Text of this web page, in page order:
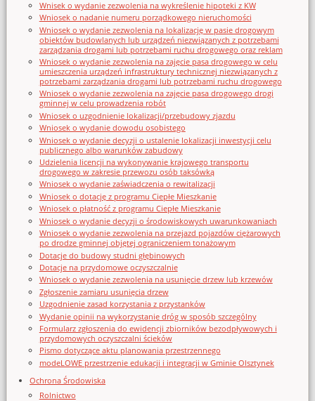
Wnisek o wydanie zezwolenia na wykreślenie hipoteki z KW
Wniosek o nadanie numeru porządkowego nieruchomości
Wniosek o wydanie zezwolenia na lokalizację w pasie drogowym
obiektów budowlanych lub urządzeń niezwiązanych z potrzebami
zarządzania drogami lub potrzebami ruchu drogowego oraz reklam
Wniosek o wydanie zezwolenia na zajęcie pasa drogowego w celu
umieszczenia urządzeń infrastruktury technicznej niezwiązanych z
potrzebami zarządzania drogami lub potrzebami ruchu drogowego
Wniosek o wydanie zezwolenia na zajęcie pasa drogowego drogi
gminnej w celu prowadzenia robót
Wniosek o uzgodnienie lokalizacji/przebudowy zjazdu
Wniosek o wydanie dowodu osobistego
Wniosek o wydanie decyzji o ustalenie lokalizacji inwestycji celu
publicznego albo warunków zabudowy
Udzielenia licencji na wykonywanie krajowego transportu
drogowego w zakresie przewozu osób taksówką
Wniosek o wydanie zaświadczenia o rewitalizacji
Wniosek o dotację z programu Ciepłe Mieszkanie
Wniosek o płatność z programu Ciepłe Mieszkanie
Wniosek o wydanie decyzji o środowiskowych uwarunkowaniach
Wniosek o wydanie zezwolenia na przejazd pojazdów ciężarowych
po drodze gminnej objętej ograniczeniem tonażowym
Dotacje do budowy studni głębinowych
Dotacje na przydomowe oczyszczalnie
Wniosek o wydanie zezwolenia na usunięcie drzew lub krzewów
Zgłoszenie zamiaru usunięcia drzew
Uzgodnienie zasad korzystania z przystanków
Wydanie opinii na wykorzystanie dróg w sposób szczególny
Formularz zgłoszenia do ewidencji zbiorników bezodpływowych i
przydomowych oczyszczalni ścieków
Pismo dotyczące aktu planowania przestrzennego
modeLOWE przestrzenie edukacji i integracji w Gminie Olsztynek
Ochrona Środowiska
Rolnictwo